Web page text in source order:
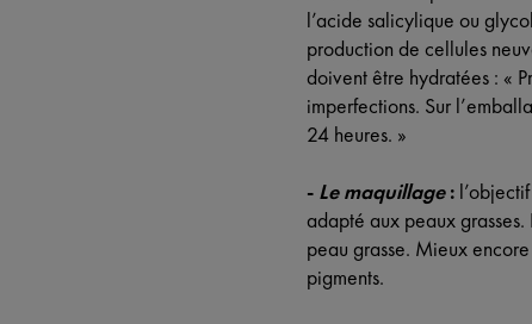
l’acide salicylique ou
production de cellules
doivent être hydratées : «
imperfections. Sur
24 heures. »
- Le maquillage:
adapté aux peaux
peau grasse. Mieux
pigments.